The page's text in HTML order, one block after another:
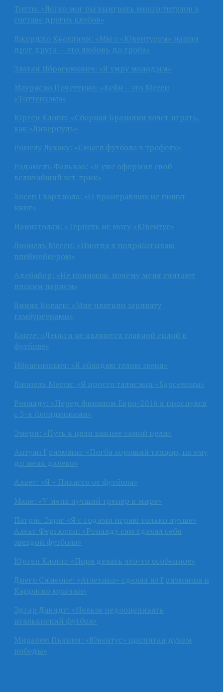
Тотти: «Легко мог бы выиграть много титулов в
составе других клубов»
Джорджо Кьеллини: «Мы с «Ювентусом» нашли
друг друга — это любовь до гроба»
Златан Ибрагимович: «Я умру молодым»
Маурисио Почеттино: «Кейн – это Месси
«Тоттенхэма»
Юрген Клопп: «Сборная Бразилии хочет играть,
как «Ливерпуль»
Ромелу Лукаку: «Смысл футбола в трофеях»
Радамель Фалькао: «Я уже оформил свой
величайший хет-трик»
Хосеп Гвардиола: «О проигравших не пишут
книг»
Наингголан: «Терпеть не могу «Ювентус»
Лионель Месси: «Иногда я подрабатываю
плеймейкером»
Адебайор: «Не понимаю, почему меня считают
плохим парнем»
Янник Боласи: «Мне платили зарплату
гамбургерами»
Конте: «Деньги не являются главной силой в
футболе»
Ибрагимович: «Я обладаю телом зверя»
Лионель Месси: «Я просто талисман «Барселоны»
Роналду: «Перед финалом Евро-2016 я проснулся
с 3-я блондинками»
Эмери: «Путь к цели важнее самой цели»
Антуан Гризманн: «Погба хороший танцор, но ему
до меня далеко»
Алвес: «Я – Пикассо от футбола»
Мане: «У меня лучший тренер в мире»
Патрис Эвра: «Я с годами играю только лучше»
Алекс Фергюсон: «Роналду сам сделал себя
звездой футбола»
Юрген Клопп: «Пора делать что-то особенное»
Диего Симеоне: «Атлетико» сделал из Гризманна и
Карраско мужчин»
Эдгар Давидс: «Нельзя недооценивать
итальянский футбол»
Миралем Пьянич: «Ювентус» пропитан духом
победы»